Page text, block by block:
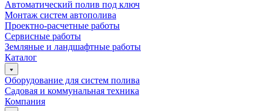
Автоматический полив под ключ
Монтаж систем автополива
Проектно-расчетные работы
Сервисные работы
Земляные и ландшафтные работы
Каталог
Оборудование для систем полива
Садовая и коммунальная техника
Компания